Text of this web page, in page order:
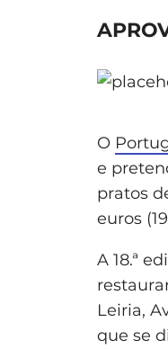
O
e
pratos
euros
A 18.ª
Leiria,
que se